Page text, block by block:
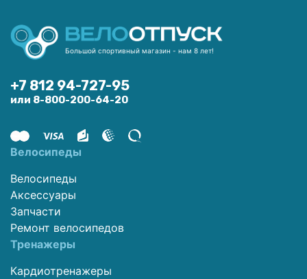
Большой спортивный магазин - нам 8 лет!
+7 812 94-727-95
или 8-800-200-64-20
Велосипеды
Велосипеды
Аксессуары
Запчасти
Ремонт велосипедов
Тренажеры
Кардиотренажеры